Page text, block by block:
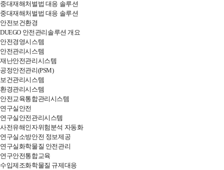
중대재해처벌법 대응 솔루션
중대재해처벌법 대응 솔루션
안전보건환경
DUEGO 안전관리솔루션 개요
안전경영시스템
안전관리시스템
재난안전관리시스템
공정안전관리(PSM)
보건관리시스템
환경관리시스템
안전교육통합관리시스템
연구실안전
연구실안전관리시스템
사전유해인자위험분석 자동화
연구실소방안전 정보제공
연구실화학물질 안전관리
연구안전통합교육
수입제조화학물질 규제대응